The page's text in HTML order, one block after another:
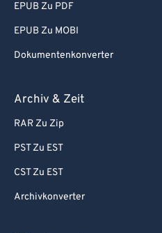
EPUB Zu PDF
EPUB Zu MOBI
Dokumentenkonverter
Archiv & Zeit
RAR Zu Zip
PST Zu EST
CST Zu EST
Archivkonverter